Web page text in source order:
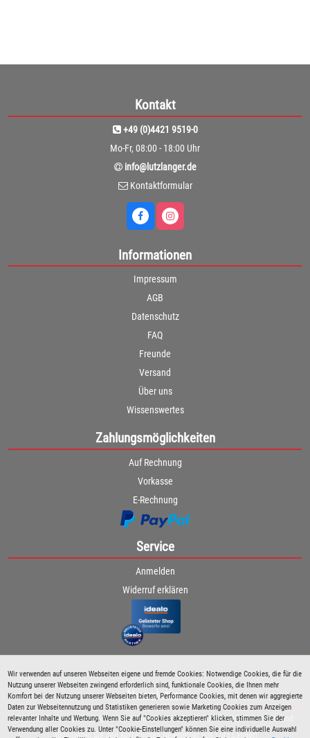
Wir verwenden auf unseren Webseiten eigene und fremde Cookies: Notwendige Cookies, die für die
Nutzung unserer Webseiten zwingend erforderlich sind, funktionale Cookies, die Ihnen mehr
Komfort bei der Nutzung unserer Webseiten bieten, Performance Cookies, mit denen wir aggregierte
Daten zur Webseitennutzung und Statistiken generieren sowie Marketing Cookies zum Anzeigen
relevanter Inhalte und Werbung. Wenn Sie auf "Cookies akzeptieren" klicken, stimmen Sie der
Verwendung aller Cookies zu. Unter "Cookie-Einstellungen" können Sie eine individuelle Auswahl
Kontakt
+49 (0)4421 9519-0
Mo-Fr, 08:00 - 18:00 Uhr
info@lutzlanger.de
Kontaktformular
Informationen
Impressum
AGB
Datenschutz
FAQ
Freunde
Versand
Über uns
Wissenswertes
Zahlungsmöglichkeiten
Auf Rechnung
Vorkasse
E-Rechnung
Service
Anmelden
Widerruf erklären
Newsletter
Bleiben Sie immer über spezielle Aktionen sowie Produktneuheiten informiert und
abonnieren Sie den kostenlosen Newsletter von Lutz Langer!